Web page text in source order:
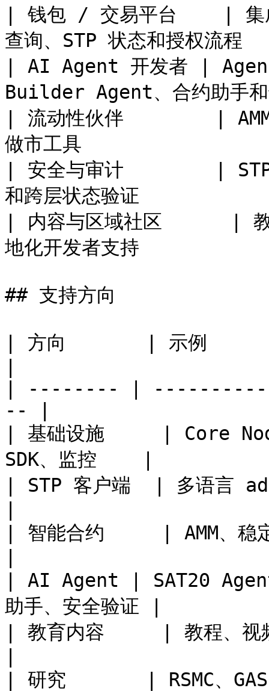
| 钱包 / 交易平台    | 集
查询、STP 状态和授
| AI Agent 开发者 |
Builder Agent、合约助手
| 流动性伙伴        | AMM
做市工具
| 安全与审计        | STP
和跨层状态验证
| 内容与区域社区      | 教
地化开发者支持
## 支持方向
| 方向       | 示例
| -------- |
-- |
| 基础设施     | Core
SDK、监控    |
| STP 客户端  | 多语言
| 智能合约     | AMM、稳
| AI Agent | SAT20
助手、安全验证 |
| 教育内容     | 教程、视
| 研究       | RSMC、GAS